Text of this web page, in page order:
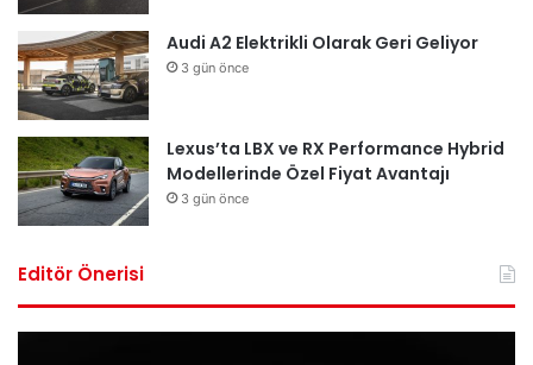
Audi A2 Elektrikli Olarak Geri Geliyor
3 gün önce
Lexus’ta LBX ve RX Performance Hybrid
Modellerinde Özel Fiyat Avantajı
3 gün önce
Editör Önerisi